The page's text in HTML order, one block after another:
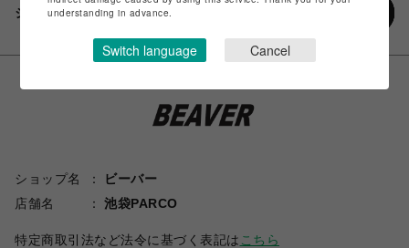
シェアする
ショップ名
ビーバー
店舗名
池袋PARCO
特定商取引法など法令に基づく表記は こちら
understanding in advance.
Switch language Cancel